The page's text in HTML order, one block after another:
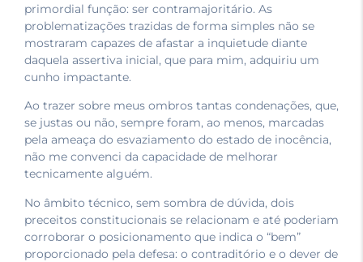
primordial função: ser contramajoritário. As
problematizações trazidas de forma simples não se
mostraram capazes de afastar a inquietude diante
daquela assertiva inicial, que para mim, adquiriu um
cunho impactante.
Ao trazer sobre meus ombros tantas condenações, que,
se justas ou não, sempre foram, ao menos, marcadas
pela ameaça do esvaziamento do estado de inocência,
não me convenci da capacidade de melhorar
tecnicamente alguém.
No âmbito técnico, sem sombra de dúvida, dois
preceitos constitucionais se relacionam e até poderiam
corroborar o posicionamento que indica o “bem”
proporcionado pela defesa: o contraditório e o dever de